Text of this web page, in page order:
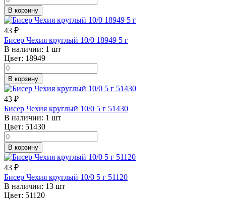
В корзину
43 ₽
Бисер Чехия круглый 10/0 18949 5 г
В наличии: 1 шт
Цвет: 18949
В корзину
43 ₽
Бисер Чехия круглый 10/0 5 г 51430
В наличии: 1 шт
Цвет: 51430
В корзину
43 ₽
Бисер Чехия круглый 10/0 5 г 51120
В наличии: 13 шт
Цвет: 51120